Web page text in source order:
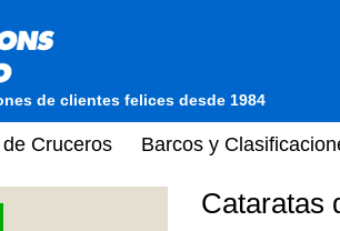
de clientes felices desde 1984
Cruceros Barcos y
Cataratas